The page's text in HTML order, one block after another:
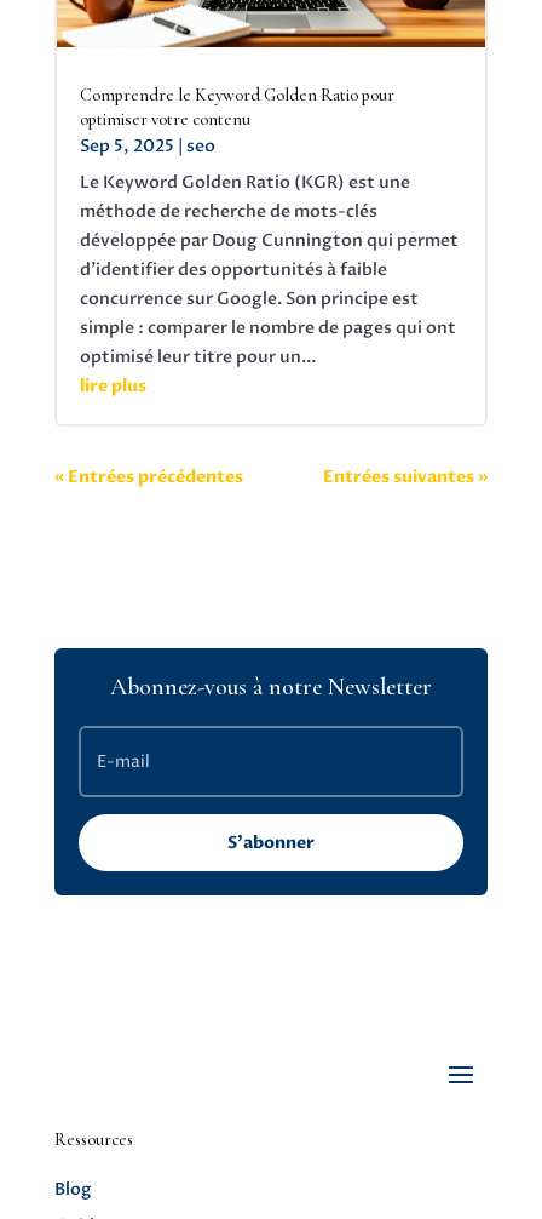
Comprendre le Keyword Golden Ratio pour
optimiser votre contenu
Sep 5, 2025 | seo
Le Keyword Golden Ratio (KGR) est une
méthode de recherche de mots-clés
développée par Doug Cunnington qui permet
d'identifier des opportunités à faible
concurrence sur Google. Son principe est
simple : comparer le nombre de pages qui ont
optimisé leur titre pour un...
lire plus
« Entrées précédentes Entrées suivantes »
Abonnez-vous à notre Newsletter
S'abonner
Ressources
Blog